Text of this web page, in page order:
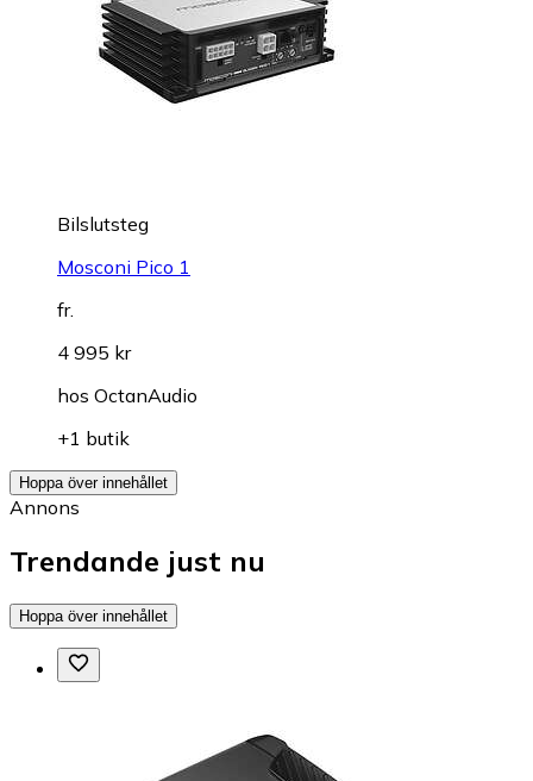
Bilslutsteg
Mosconi Pico 1
fr.
4 995 kr
hos OctanAudio
+1 butik
Hoppa över innehållet
Annons
Trendande just nu
Hoppa över innehållet